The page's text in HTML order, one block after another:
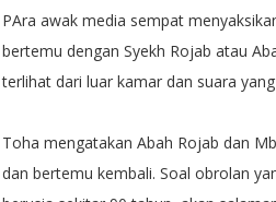
PAra awak media sempat
bertemu dengan Syekh Rojab atau
terlihat dari luar kamar dan suara
Toha mengatakan Abah Rojab dan
dan bertemu kembali. Soal obrolan